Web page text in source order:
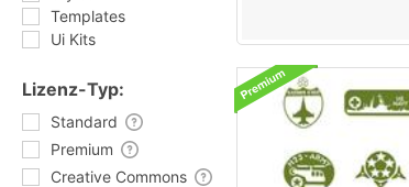
Templates
Ui Kits
Lizenz-Typ:
Standard
Premium
Creative Commons